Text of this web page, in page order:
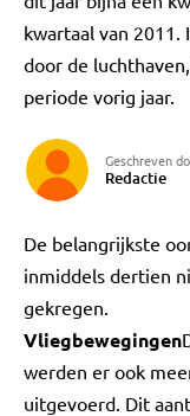
kwartaal van
door de
periode vorig jaar.
Geschreven
Redactie
De belangrijkste
inmiddels dertien
gekregen.
Vliegbewegingen
werden er ook
uitgevoerd. Dit